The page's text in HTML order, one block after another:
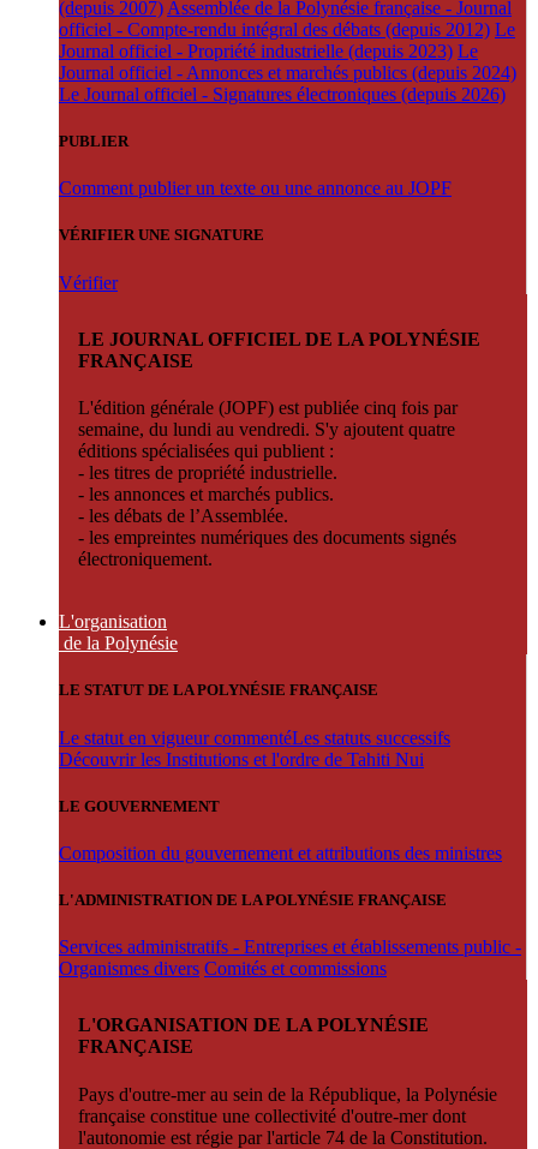
(depuis 2007) Assemblée de la Polynésie française - Journal
officiel - Compte-rendu intégral des débats (depuis 2012) Le
Journal officiel - Propriété industrielle (depuis 2023) Le
Journal officiel - Annonces et marchés publics (depuis 2024)
Le Journal officiel - Signatures électroniques (depuis 2026)
PUBLIER
Comment publier un texte ou une annonce au JOPF
VÉRIFIER UNE SIGNATURE
Vérifier
LE JOURNAL OFFICIEL DE LA POLYNÉSIE
FRANÇAISE
L'édition générale (JOPF) est publiée cinq fois par
semaine, du lundi au vendredi. S'y ajoutent quatre
éditions spécialisées qui publient :
- les titres de propriété industrielle.
- les annonces et marchés publics.
- les débats de l’Assemblée.
- les empreintes numériques des documents signés
électroniquement.
L'organisation
de la Polynésie
LE STATUT DE LA POLYNÉSIE FRANÇAISE
Le statut en vigueur commentéLes statuts successifs
Découvrir les Institutions et l'ordre de Tahiti Nui
LE GOUVERNEMENT
Composition du gouvernement et attributions des ministres
L'ADMINISTRATION DE LA POLYNÉSIE FRANÇAISE
Services administratifs - Entreprises et établissements public -
Organismes divers Comités et commissions
L'ORGANISATION DE LA POLYNÉSIE
FRANÇAISE
Pays d'outre-mer au sein de la République, la Polynésie
française constitue une collectivité d'outre-mer dont
l'autonomie est régie par l'article 74 de la Constitution.